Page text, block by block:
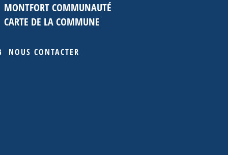
MONTFORT COMMUNAUTÉ
CARTE DE LA COMMUNE
NOUS CONTACTER